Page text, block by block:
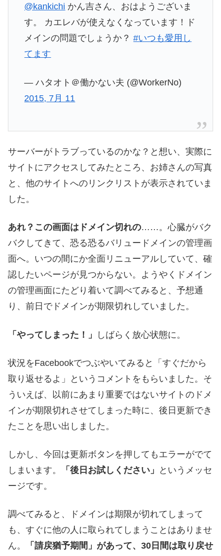
@kankichi かん吉さん、おはようございま
す。 カエレバが使えなくなっています！ド
メインの問題でしょうか？#いつも愛用し
てます
— ハタオト＠働かない夫 (@WorkerNo)
2015, 7月 11
サーバーがトラブっているのかな？と想い、実際に
サイトにアクセスしてみたところ、お姉さんの写真
と、他のサイトへのリンクリストが表示されていま
した。
あれ？この画面はドメイン切れの……。心臓がバク
バクしてきて、恐る恐るバリュードメインの管理画
面へ。いつの間にか全面リニューアルしていて、確
認したいページが見つからない。ようやくドメイン
の管理画面にたどり着いて調べてみると、予想通
り、前日でドメインが期限切れしていました。
「やってしまった！」 しばらく放心状態に。
状況をFacebookでつぶやいてみると「すぐだから
取り返せるよ」というコメントをもらいました。そ
ういえば、以前にあまり重要ではないサイトのドメ
インが期限切れさせてしまった時に、後日更新でき
たことを思い出しました。
しかし、今回は更新ボタンを押してもエラーがでて
しまいます。
「後日お試しください」
というメッセ
ージです。
調べてみると、ドメインは期限が切れてしまって
も、すぐに他の人に取られてしまうことはありませ
ん。
「請戻猶予期間」があって、30日間は取り戻せ